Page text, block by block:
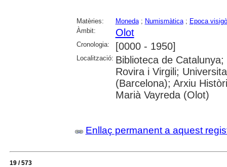
Matèries: Moneda; Numismàtica; Epoca
Àmbit:
Olot
Cronologia: [0000 - 1950]
Localització: Biblioteca de
Rovira i Virgili;
(Barcelona); Arxiu
Marià Vayreda (Olot)
Enllaç permanent a aquest
19 / 573